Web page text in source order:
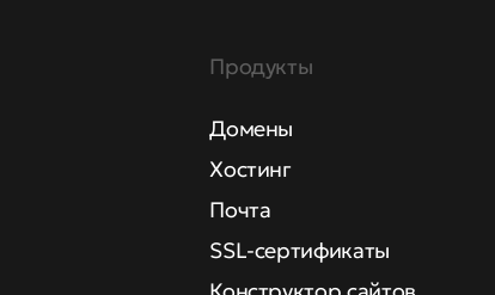
Продукты
Домены
Хостинг
Почта
SSL-сертификаты